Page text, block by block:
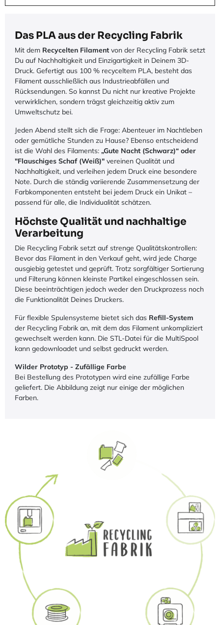
Das PLA aus der Recycling Fabrik
Mit dem Recycelten Filament von der Recycling Fabrik setzt
Du auf Nachhaltigkeit und Einzigartigkeit in Deinem 3D-
Druck. Gefertigt aus 100 % recyceltem PLA, besteht das
Filament ausschließlich aus Industrieabfällen und
Rücksendungen. So kannst Du nicht nur kreative Projekte
verwirklichen, sondern trägst gleichzeitig aktiv zum
Umweltschutz bei.
Jeden Abend stellt sich die Frage: Abenteuer im Nachtleben
oder gemütliche Stunden zu Hause? Ebenso entscheidend
ist die Wahl des Filaments: „Gute Nacht (Schwarz)“ oder
"Flauschiges Schaf (Weiß)" vereinen Qualität und
Nachhaltigkeit, und verleihen jedem Druck eine besondere
Note. Durch die ständig variierende Zusammensetzung der
Farbkomponenten entsteht bei jedem Druck ein Unikat –
passend für alle, die Individualität schätzen.
Höchste Qualität und nachhaltige
Verarbeitung
Die Recycling Fabrik setzt auf strenge Qualitätskontrollen:
Bevor das Filament in den Verkauf geht, wird jede Charge
ausgiebig getestet und geprüft. Trotz sorgfältiger Sortierung
und Filterung können kleinste Partikel eingeschlossen sein.
Diese beeinträchtigen jedoch weder den Druckprozess noch
die Funktionalität Deines Druckers.
Für flexible Spulensysteme bietet sich das Refill-System
der Recycling Fabrik an, mit dem das Filament unkompliziert
gewechselt werden kann. Die STL-Datei für die MultiSpool
kann gedownloadet und selbst gedruckt werden.
Wilder Prototyp - Zufällige Farbe
Bei Bestellung des Prototypen wird eine zufällige Farbe
geliefert. Die Abbildung zeigt nur einige der möglichen
Farben.